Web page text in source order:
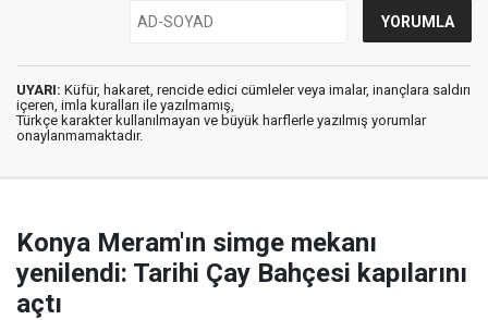
UYARI: Küfür, hakaret, rencide edici cümleler veya imalar, inançlara saldırı
içeren, imla kuralları ile yazılmamış,
Türkçe karakter kullanılmayan ve büyük harflerle yazılmış yorumlar
onaylanmamaktadır.
Konya Meram'ın simge mekanı
yenilendi: Tarihi Çay Bahçesi kapılarını
açtı